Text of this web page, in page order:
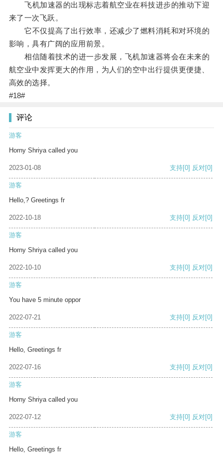
飞机加速器的出现标志着航空业在科技进步的推动下迎
来了一次飞跃。
它不仅提高了出行效率，还减少了燃料消耗和对环境的
影响，具有广阔的应用前景。
相信随着技术的进一步发展，飞机加速器将会在未来的
航空业中发挥更大的作用，为人们的空中出行提供更便捷、
高效的选择。
#18#
评论
游客
Horny Shriya called you
2023-01-08 支持[0] 反对[0]
游客
Hello,? Greetings fr
2022-10-18 支持[0] 反对[0]
游客
Horny Shriya called you
2022-10-10 支持[0] 反对[0]
游客
You have 5 minute oppor
2022-07-21 支持[0] 反对[0]
游客
Hello, Greetings fr
2022-07-16 支持[0] 反对[0]
游客
Horny Shriya called you
2022-07-12 支持[0] 反对[0]
游客
Hello, Greetings fr